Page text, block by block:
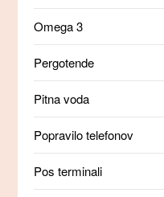
Omega 3
Pergotende
Pitna voda
Popravilo telefonov
Pos terminali